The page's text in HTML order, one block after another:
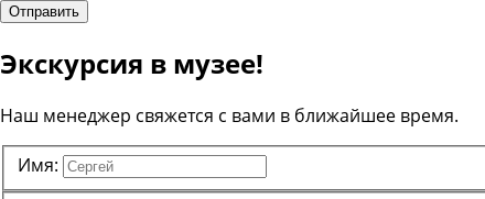
Отправить
Экскурсия в музее!
Наш менеджер свяжется с вами в ближайшее время.
Имя: